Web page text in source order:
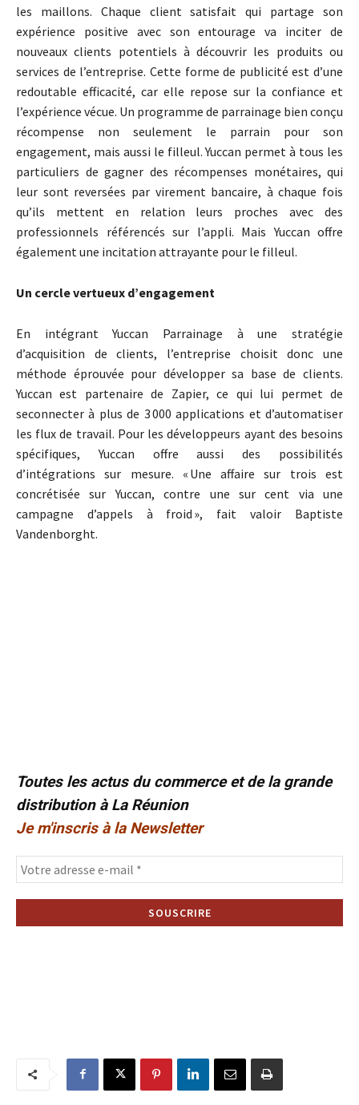
les maillons. Chaque client satisfait qui partage son
expérience positive avec son entourage va inciter de
nouveaux clients potentiels à découvrir les produits ou
services de l’entreprise. Cette forme de publicité est d’une
redoutable efficacité, car elle repose sur la confiance et
l’expérience vécue. Un programme de parrainage bien conçu
récompense non seulement le parrain pour son
engagement, mais aussi le filleul. Yuccan permet à tous les
particuliers de gagner des récompenses monétaires, qui
leur sont reversées par virement bancaire, à chaque fois
qu’ils mettent en relation leurs proches avec des
professionnels référencés sur l’appli. Mais Yuccan offre
également une incitation attrayante pour le filleul.
Un cercle vertueux d’engagement
En intégrant Yuccan Parrainage à une stratégie
d’acquisition de clients, l’entreprise choisit donc une
méthode éprouvée pour développer sa base de clients.
Yuccan est partenaire de Zapier, ce qui lui permet de
seconnecter à plus de 3 000 applications et d’automatiser
les flux de travail. Pour les développeurs ayant des besoins
spécifiques, Yuccan offre aussi des possibilités
d’intégrations sur mesure. « Une affaire sur trois est
concrétisée sur Yuccan, contre une sur cent via une
campagne d’appels à froid », fait valoir Baptiste
Vandenborght.
Toutes les actus du commerce et de la grande
distribution à La Réunion
Je m'inscris à la Newsletter